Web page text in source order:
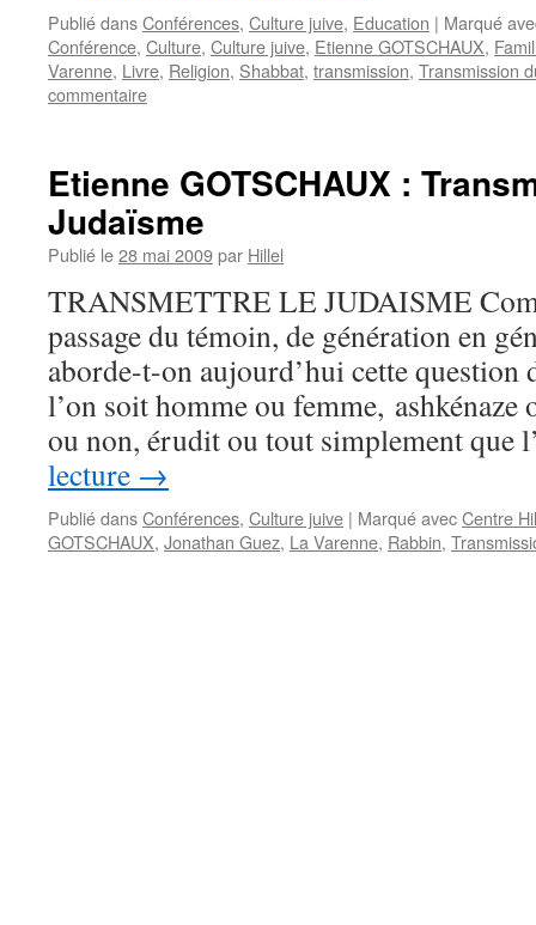
Publié dansConférences, Culture juive, Education | Marqué
Conférence, Culture, Culture juive, Etienne GOTSCHAUX,
Varenne, Livre, Religion, Shabbat, transmission, Transmission
commentaire
Etienne GOTSCHAUX :
Judaïsme
Publié le28 mai 2009par Hillel
TRANSMETTRE LE JUDAISME
passage du témoin, de génération en
aborde-t-on aujourd’hui cette question
l’on soit homme ou femme, ashkénaze
ou non, érudit ou tout simplement que
lecture →
Publié dansConférences, Culture juive | Marqué avecCentre
GOTSCHAUX, Jonathan Guez, La Varenne, Rabbin,